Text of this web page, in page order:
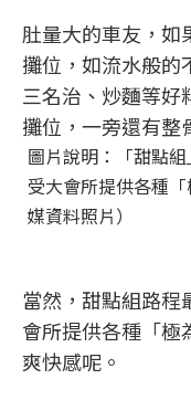
肚量大的車友，如
攤位，如流水般的
三名治、炒麵等好
攤位，一旁還有整
圖片說明：「甜點
受大會所提供各種
媒資料照片）
當然，甜點組路程
會所提供各種「極
爽快感呢。